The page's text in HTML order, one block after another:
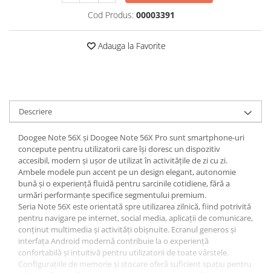
Roboți Piscină
Accesorii Consumabile
Coșuri de gunoi
INGRIJIRE PERSONALA
Uscătoare de Păr
Plăci de Îndreptat Părul
SPA
CASA, GRADINA SI BRICOLAJ
Sigurante inteligente
Camere de supraveghere
Climatizare
Cod Produs: 00003391
Adauga la Favorite
Descriere
Doogee Note 56X și Doogee Note 56X Pro sunt smartphone-uri
concepute pentru utilizatorii care își doresc un dispozitiv
accesibil, modern și ușor de utilizat în activitățile de zi cu zi.
Ambele modele pun accent pe un design elegant, autonomie
bună și o experiență fluidă pentru sarcinile cotidiene, fără a
urmări performanțe specifice segmentului premium.
Seria Note 56X este orientată spre utilizarea zilnică, fiind potrivită
pentru navigare pe internet, social media, aplicații de comunicare,
conținut multimedia și activități obișnuite. Ecranul generos și
interfața Android modernă contribuie la o experiență
confortabilă și intuitivă pentru utilizatorii de toate vârstele.
Configurațiile de memorie și stocare oferă suficient spațiu pentru